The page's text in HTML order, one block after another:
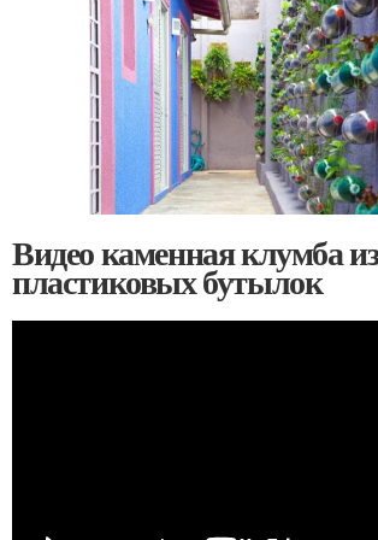
Видео каменная клумба из
пластиковых бутылок